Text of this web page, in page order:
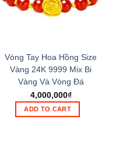
Vòng Tay Hoa Hồng Size
Vàng 24K 9999 Mix Bi
Vàng Và Vòng Đá
4,000,000₫
ADD TO CART